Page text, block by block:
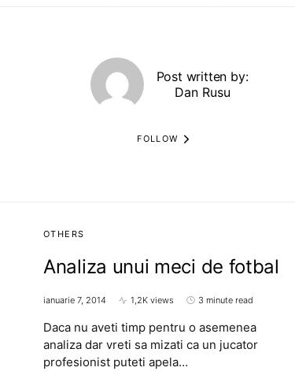
Post written by:
Dan Rusu
FOLLOW
OTHERS
Analiza unui meci de fotbal
ianuarie 7, 2014 1,2K views 3 minute read
Daca nu aveti timp pentru o asemenea
analiza dar vreti sa mizati ca un jucator
profesionist puteti apela…